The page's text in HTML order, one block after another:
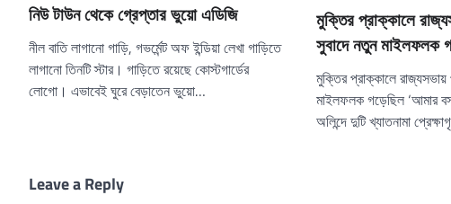
নিউ টাউন থেকে গ্রেপ্তার ভুয়ো এডিজি
নীল বাতি লাগানো গাড়ি, গভর্মেন্ট অফ ইন্ডিয়া লেখা গাড়িতে
লাগানো তিনটি স্টার। গাড়িতে রয়েছে কোস্টগার্ডের
লোগো। এভাবেই ঘুরে বেড়াতেন ভুয়ো…
মুক্তির প্রাক্কালে
সুবাদে নতুন মাইলফলক
মুক্তির প্রাক্কালে
মাইলফলক গড়েছিল ‘আমার
অলিন্দে দুটি খ্যাতনামা
Leave a Reply